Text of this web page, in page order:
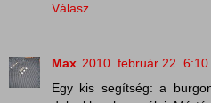
Válasz
Max 2010. február 22. 6:10
Egy kis segítség: a